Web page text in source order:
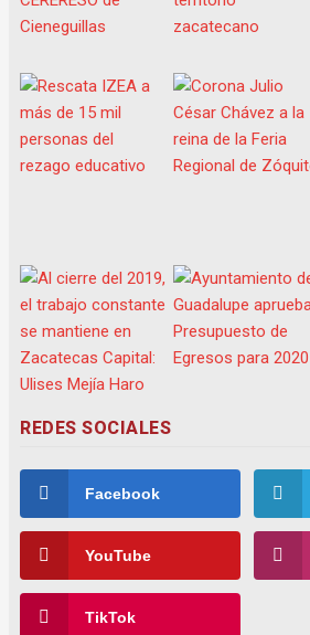
REDES SOCIALES
Facebook
YouTube
TikTok